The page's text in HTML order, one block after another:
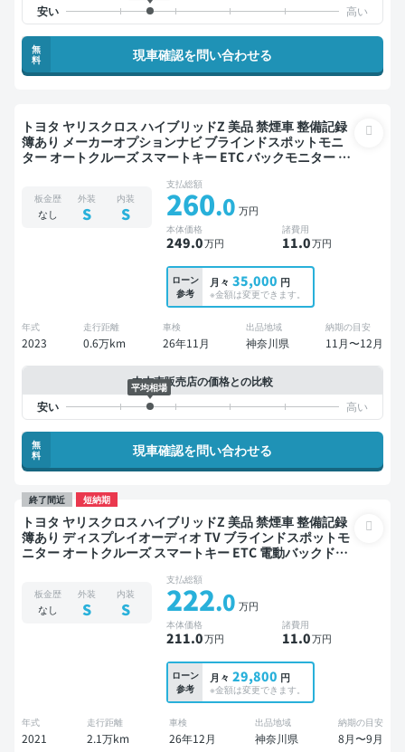
無
料
現車確認を問い合わせる
トヨタ ヤリスクロス ハイブリッドZ 美品 禁煙車 整備記録
簿あり メーカーオプションナビ ブラインドスポットモニ
ター オートクルーズ スマートキー ETC バックモニター 全
板金歴
なし
外装
S
内装
S
支払総額
260.0 万円
本体価格
249.0万円
諸費用
11.0万円
ローン
参考
月々 35,000 円
※金額は変更できます。
年式
2023
走行距離
0.6万km
車検
26年11月
出品地域
神奈川県
納期の目安
11月〜12月
中古車販売店の価格との比較
平均相場
無
料
現車確認を問い合わせる
終了間近 短納期
トヨタ ヤリスクロス ハイブリッドZ 美品 禁煙車 整備記録
簿あり ディスプレイオーディオ TV ブラインドスポットモ
ニター オートクルーズ スマートキー ETC 電動バックドア
板金歴
なし
外装
S
内装
S
支払総額
222.0 万円
本体価格
211.0万円
諸費用
11.0万円
ローン
参考
月々 29,800 円
※金額は変更できます。
年式
2021
走行距離
2.1万km
車検
26年12月
出品地域
神奈川県
納期の目安
8月〜9月